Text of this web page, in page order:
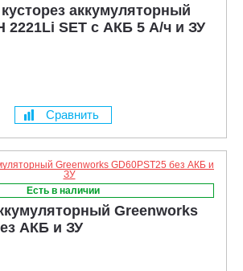
аккумуляторный
2221Li SET с АКБ 5 А/ч и ЗУ
Сравнить
Есть в наличии
Greenworks
АКБ и ЗУ